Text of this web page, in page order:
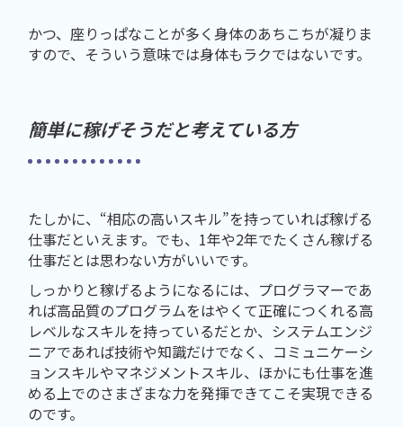
かつ、座りっぱなことが多く身体のあちこちが凝りま
すので、そういう意味では身体もラクではないです。
簡単に稼げそうだと考えている方
たしかに、“相応の高いスキル”を持っていれば稼げる
仕事だといえます。でも、1年や2年でたくさん稼げる
仕事だとは思わない方がいいです。
しっかりと稼げるようになるには、プログラマーであ
れば高品質のプログラムをはやくて正確につくれる高
レベルなスキルを持っているだとか、システムエンジ
ニアであれば技術や知識だけでなく、コミュニケーシ
ョンスキルやマネジメントスキル、ほかにも仕事を進
める上でのさまざまな力を発揮できてこそ実現できる
のです。